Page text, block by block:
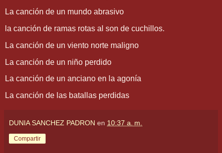
La canción de un mundo abrasivo
la canción de ramas rotas al son de cuchillos.
La canción de un viento norte maligno
La canción de un niño perdido
La canción de un anciano en la agonía
La canción de las batallas perdidas
DUNIA SANCHEZ PADRON en 10:37 a. m.
Compartir